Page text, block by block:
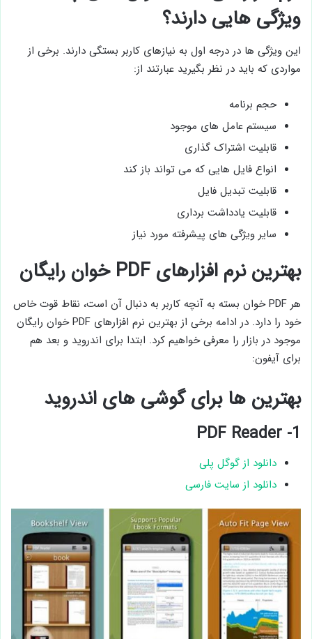
ویژگی هایی دارند؟
این ویژگی ها در درجه اول به نیازهای کاربر بستگی دارند. برخی از
مواردی که باید در نظر بگیرید عبارتند از:
حجم برنامه
سیستم عامل های موجود
قابلیت اشتراک گذاری
انواع فایل هایی که می تواند باز کند
قابلیت تبدیل فایل
قابلیت یادداشت برداری
سایر ویژگی های پیشرفته مورد نیاز
بهترین نرم افزارهای PDF خوان رایگان
هر PDF خوان بسته به آنچه کاربر به دنبال آن است، نقاط قوت خاص
خود را دارد. در ادامه برخی از بهترین نرم افزارهای PDF خوان رایگان
موجود در بازار را معرفی خواهیم کرد. ابتدا برای اندروید و بعد هم
برای آیفون:
بهترین ها برای گوشی های اندروید
1- PDF Reader
دانلود از گوگل پلی
دانلود از سایت فارسی